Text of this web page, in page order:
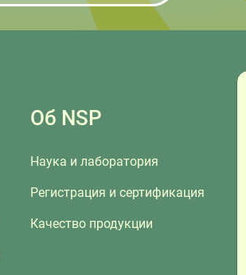
Об NSP
Наука и лаборатория
Регистрация и сертификация
Качество продукции